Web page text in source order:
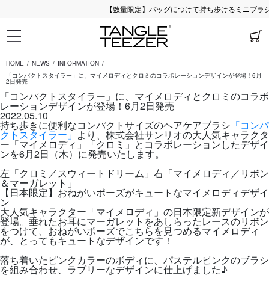
【数量限定】バッグにつけて持ち歩けるミニブラシ
HOME NEWS
INFORMATION
「コンパクトスタイラー」に、マイメロディとクロミのコラボレーションデザインが登場！6月
2日発売
「コンパクトスタイラー」に、マイメロディとクロミのコラボ
レーションデザインが登場！6月2日発売
2022.05.10
持ち歩きに便利なコンパクトサイズのヘアケアブラシ 「コンパ
クトスタイラー」より、株式会社サンリオの大人気キャラクタ
ー「マイメロディ」「クロミ」とコラボレーションしたデザイ
ンを6月2日（木）に発売いたします。
左「クロミ／スウィートドリーム」右「マイメロディ／リボン
＆マーガレット」
【日本限定】おねがいポーズがキュートなマイメロディデザイ
ン
大人気キャラクター「マイメロディ」の日本限定新デザインが
登場。垂れたお耳にマーガレットをあしらったレースのリボン
をつけて、おねがいポーズでこちらを見つめるマイメロディ
が、とってもキュートなデザインです！
落ち着いたピンクカラーのボディに、パステルピンクのブラシ
を組み合わせ、ラブリーなデザインに仕上げました♪